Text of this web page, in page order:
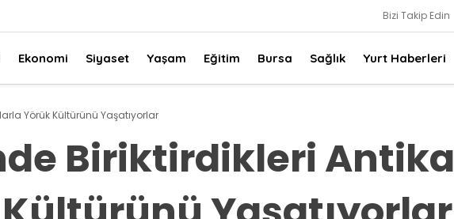
Bizi Takip Edin
Ekonomi Siyaset Yaşam Eğitim Bursa Sağlık Yurt Haberleri
Yörük Kültürünü Yaşatıyorlar
Biriktirdikleri Antika